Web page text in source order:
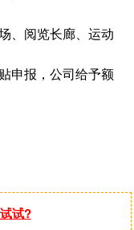
、阅览长廊、运动
申报，公司给予额
试?